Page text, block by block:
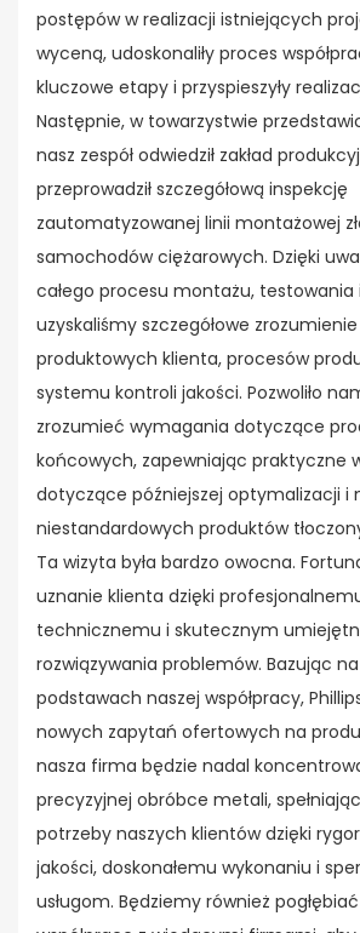
postępów w realizacji istniejących
wyceną, udoskonaliły proces
kluczowe etapy i przyspieszyły
Następnie, w towarzystwie
nasz zespół odwiedził zakład
przeprowadził szczegółową inspekcję
zautomatyzowanej linii montażowej
samochodów ciężarowych. Dzięki
całego procesu montażu,
uzyskaliśmy szczegółowe
produktowych klienta, procesów
systemu kontroli jakości. Pozwoliło
zrozumieć wymagania dotyczące
końcowych, zapewniając praktyczne
dotyczące późniejszej optymalizacji i
niestandardowych produktów
Ta wizyta była bardzo owocna.
uznanie klienta dzięki
technicznemu i skutecznym
rozwiązywania problemów. Bazując
podstawach naszej współpracy,
nowych zapytań ofertowych na
nasza firma będzie nadal
precyzyjnej obróbce metali,
potrzeby naszych klientów dzięki
jakości, doskonałemu wykonaniu i
usługom. Będziemy również